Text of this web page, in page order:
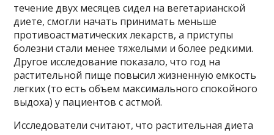
течение двух месяцев сидел на вегетарианской
диете, смогли начать принимать меньше
противоастматических лекарств, а приступы
болезни стали менее тяжелыми и более редкими.
Другое исследование показало, что год на
растительной пище повысил жизненную емкость
легких (то есть объем максимального спокойного
выдоха) у пациентов с астмой.
Исследователи считают, что растительная диета